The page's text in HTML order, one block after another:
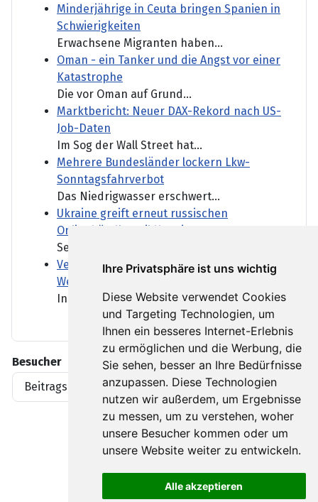
Ihre Privatsphäre ist uns wichtig
Diese Website verwendet Cookies
und Targeting Technologien, um
Ihnen ein besseres Internet-Erlebnis
zu ermöglichen und die Werbung, die
Sie sehen, besser an Ihre Bedürfnisse
anzupassen. Diese Technologien
nutzen wir außerdem, um Ergebnisse
zu messen, um zu verstehen, woher
unsere Besucher kommen oder um
unsere Website weiter zu entwickeln.
Alle akzeptieren
Minderjährige in Ceuta bringen Spanien in
Schwierigkeiten
Erwachsene Migranten haben...
Oman - ein Tanker und die Angst vor einer
Katastrophe
Die vor Oman auf Grund...
Marktbericht: Neuer DAX-Rekord nach US-
Job-Daten
Im Sog der Wall Street hat...
Mehrere Bundesländer lockern Lkw-
Sonntagsfahrverbot
Das Niedrigwasser erschwert...
Ukraine greift erneut russischen
Onlinehändler Wildberries an
Seit einigen Wochen greift...
Verdächtiger Drohnenflug über "Patriot-
Werft"
In Mechernich befindet sich...
Besucher
Beitragsaufrufe
1919396